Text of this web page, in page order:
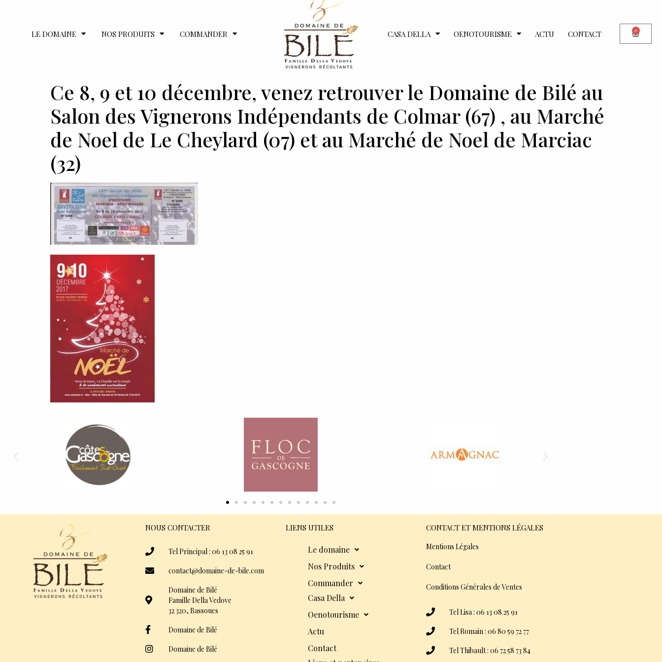
LE DOMAINE NOS PRODUITS COMMANDER CASA DELLA OENOTOURISME ACTU CONTACT 0
Ce 8, 9 et 10 décembre, venez retrouver le Domaine de Bilé au
Salon des Vignerons Indépendants de Colmar (67) , au Marché
de Noel de Le Cheylard (07) et au Marché de Noel de Marciac
(32)
NOUS CONTACTER
Tel Principal : 06 13 08 25 91
contact@domaine-de-bile.com
Domaine de Bilé
Famille Della Vedove
32 320, Bassoues
Domaine de Bilé
Domaine de Bilé
LIENS UTILES
Le domaine
Nos Produits
Commander
Casa Della
Oenotourisme
Actu
Contact
CONTACT ET MENTIONS LÉGALES
Mentions Légales
Contact
Conditions Générales de Ventes
Tel Lisa : 06 13 08 25 91
Tel Romain : 06 80 59 72 77
Tel Thibault : 06 72 58 73 84